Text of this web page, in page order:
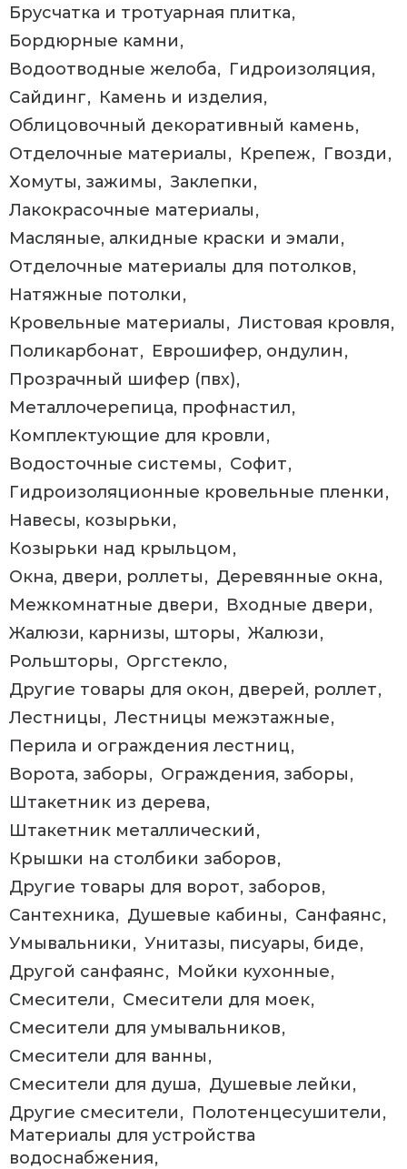
Брусчатка и тротуарная плитка
Бордюрные камни
Водоотводные желоба
Гидроизоляция
Сайдинг
Камень и изделия
Облицовочный декоративный камень
Отделочные материалы
Крепеж
Гвозди
Хомуты, зажимы
Заклепки
Лакокрасочные материалы
Масляные, алкидные краски и эмали
Отделочные материалы для потолков
Натяжные потолки
Кровельные материалы
Листовая кровля
Поликарбонат
Еврошифер, ондулин
Прозрачный шифер (пвх)
Металлочерепица, профнастил
Комплектующие для кровли
Водосточные системы
Софит
Гидроизоляционные кровельные пленки
Навесы, козырьки
Козырьки над крыльцом
Окна, двери, роллеты
Деревянные окна
Межкомнатные двери
Входные двери
Жалюзи, карнизы, шторы
Жалюзи
Рольшторы
Оргстекло
Другие товары для окон, дверей, роллет
Лестницы
Лестницы межэтажные
Перила и ограждения лестниц
Ворота, заборы
Ограждения, заборы
Штакетник из дерева
Штакетник металлический
Крышки на столбики заборов
Другие товары для ворот, заборов
Сантехника
Душевые кабины
Санфаянс
Умывальники
Унитазы, писуары, биде
Другой санфаянс
Мойки кухонные
Смесители
Смесители для моек
Смесители для умывальников
Смесители для ванны
Смесители для душа
Душевые лейки
Другие смесители
Полотенцесушители
Материалы для устройства
водоснабжения